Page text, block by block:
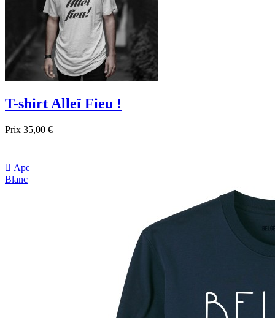
T-shirt Alleï Fieu !
Prix 35,00 €
 Aperçu rapide
Blanc